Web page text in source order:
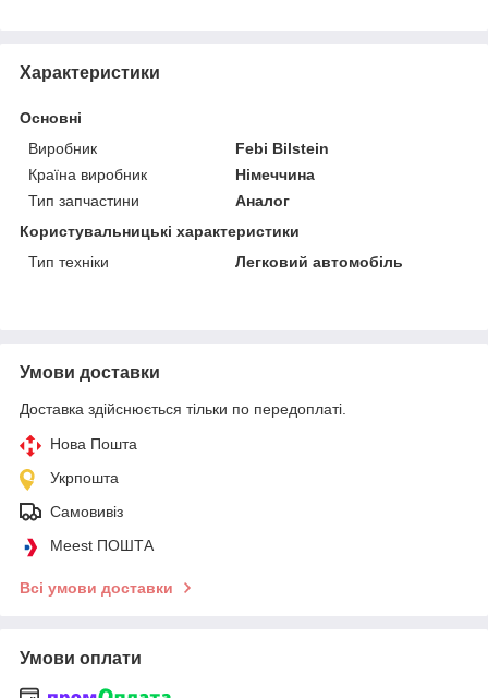
Характеристики
Основні
Виробник
Febi Bilstein
Країна виробник
Німеччина
Тип запчастини
Аналог
Користувальницькі характеристики
Тип техніки
Легковий автомобіль
Умови доставки
Доставка здійснюється тільки по передоплаті.
Нова Пошта
Укрпошта
Самовивіз
Meest ПОШТА
Всі умови доставки
Умови оплати